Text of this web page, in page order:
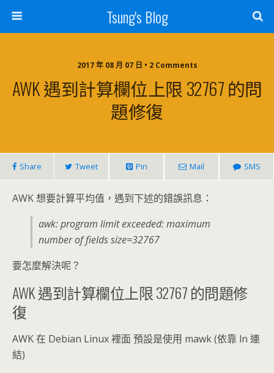
Tsung's Blog
2017 年 08 月 07 日 • 2 Comments
AWK 遇到計算欄位上限 32767 的問
題修復
Share Tweet Pin Mail SMS
AWK 想要計算平均值，遇到下述的錯誤訊息：
awk: program limit exceeded: maximum
number of fields size=32767
要怎麼解決呢？
AWK 遇到計算欄位上限 32767 的問題修
復
AWK 在 Debian Linux 裡面 預設是使用 mawk (依靠 ln 連
結)